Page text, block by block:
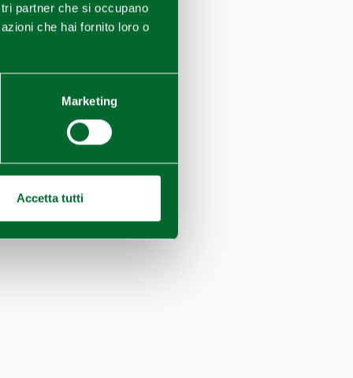
partner che si occupano
che hai fornito loro o
Marketing
Accetta tutti